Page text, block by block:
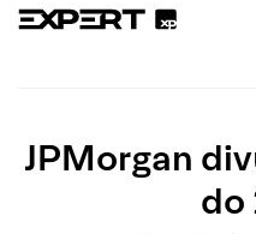
JPMorgan
do